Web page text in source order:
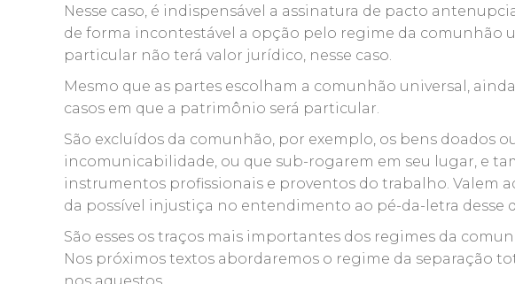
Nesse caso, é indispensável a assinatura de pacto
de forma incontestável a opção pelo regime da comunhão
particular não terá valor jurídico, nesse caso.
Mesmo que as partes escolham a comunhão universal,
casos em que a patrimônio será particular.
São excluídos da comunhão, por exemplo, os bens doados
incomunicabilidade, ou que sub-rogarem em seu lugar, e
instrumentos profissionais e proventos do trabalho. Valem
da possível injustiça no entendimento ao pé-da-letra desse
São esses os traços mais importantes dos regimes da
Nos próximos textos abordaremos o regime da separação
nos aquestos.